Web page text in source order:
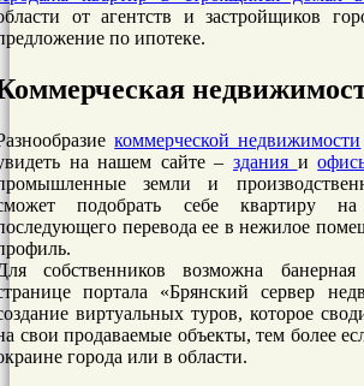
от агентств и застройщиков
по ипотеке.
коммерческой недвижимости
на нашем сайте – здания и
земли и
подобрать себе квартиру
перевода ее в нежилое
собственников возможна
портала «Брянский сервер
виртуальных туров, которое
свои продаваемые объекты, тем более
города или в области.